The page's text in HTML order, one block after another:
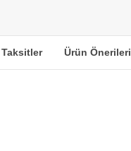
Taksitler Ürün Önerileri